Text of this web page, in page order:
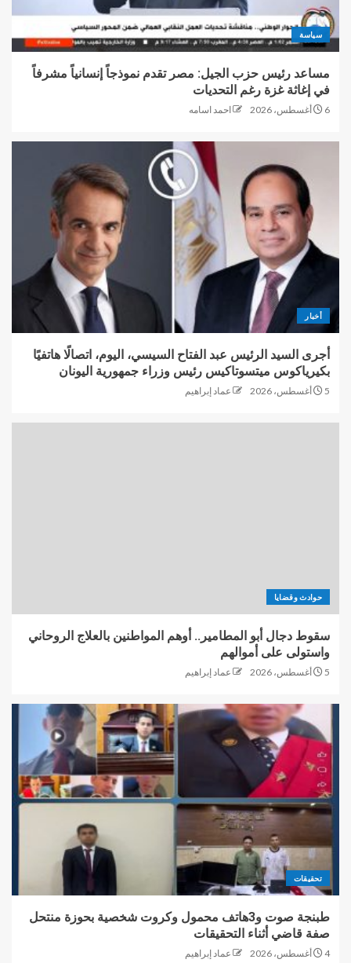
سياسة
مساعد رئيس حزب الجيل: مصر تقدم نموذجاً إنسانياً مشرفاً
في إغاثة غزة رغم التحديات
6 أغسطس، 2026 احمد اسامه
أخبار
أجرى السيد الرئيس عبد الفتاح السيسي، اليوم، اتصالًا هاتفيًا
بكيرياكوس ميتسوتاكيس رئيس وزراء جمهورية اليونان
5 أغسطس، 2026 عماد إبراهيم
حوادث وقضايا
سقوط دجال أبو المطامير.. أوهم المواطنين بالعلاج الروحاني
واستولى على أموالهم
5 أغسطس، 2026 عماد إبراهيم
تحقيقات
طبنجة صوت و3هاتف محمول وكروت شخصية بحوزة منتحل
صفة قاضي أثناء التحقيقات
4 أغسطس، 2026 عماد إبراهيم